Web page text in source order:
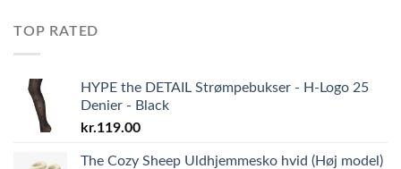
TOP RATED
HYPE the DETAIL Strømpebukser - H-Logo 25
Denier - Black
kr.119.00
The Cozy Sheep Uldhjemmesko hvid (Høj model)